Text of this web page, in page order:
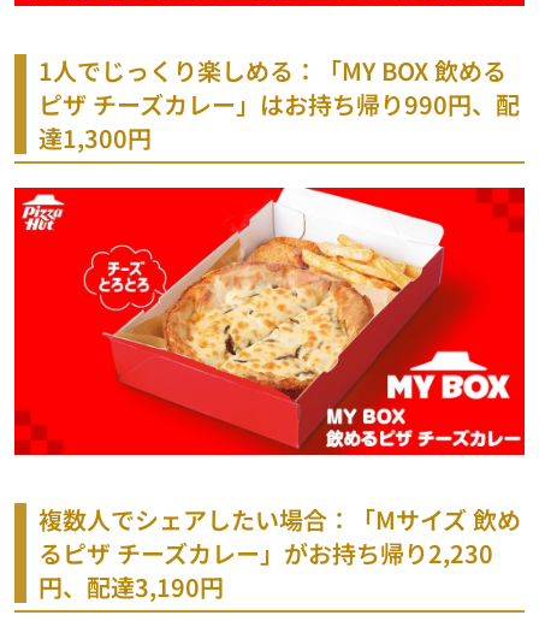
1人でじっくり楽しめる：「MY BOX 飲める
ピザ チーズカレー」はお持ち帰り990円、配
達1,300円
複数人でシェアしたい場合：「Mサイズ 飲め
るピザ チーズカレー」がお持ち帰り2,230
円、配達3,190円